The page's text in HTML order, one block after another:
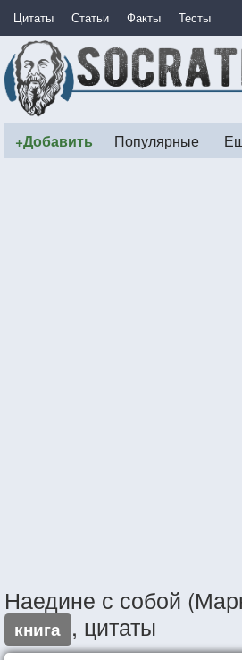
Цитаты Статьи Факты Тесты
+Добавить Популярные
Наедине с собой
книга , цитаты